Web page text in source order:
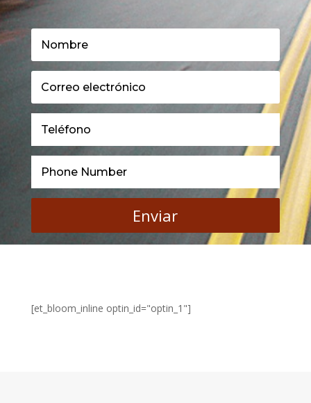
Enviar
[et_bloom_inline optin_id="optin_1"]